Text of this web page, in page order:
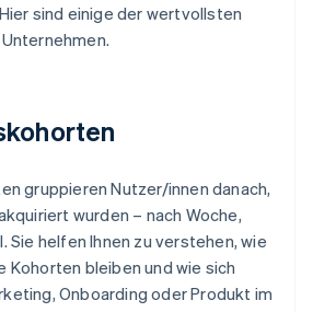
sind einige der wertvollsten
gruppieren Nutzer/innen danach,
wurden – nach Woche,
Sie helfen Ihnen zu verstehen, wie
Kohorten bleiben und wie sich
Onboarding oder Produkt im